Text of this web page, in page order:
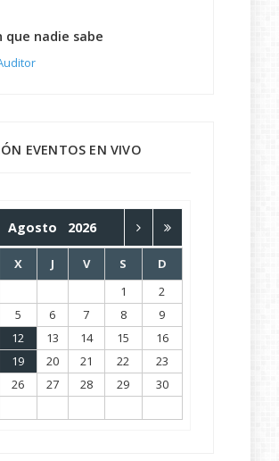
que nadie sabe
EVENTOS EN VIVO
Agosto 2026
X J V S
D
1
2
5 6 7 8
9
12 13 14 15
16
19 20 21 22
23
26 27 28 29
30